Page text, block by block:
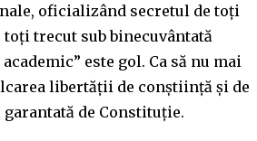
oficializând secretul de toți
toți trecut sub binecuvântată
este gol. Ca să nu mai
libertății de conștiință și de
de Constituție.